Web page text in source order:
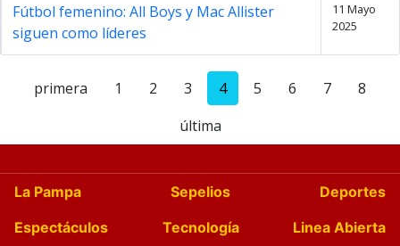
Fútbol femenino: All Boys y Mac Allister
siguen como líderes
11 Mayo
2025
primera 1 2 3 4 5 6 7
8
última
La Pampa Sepelios
Deportes
Espectáculos
Tecnología
Linea Abierta